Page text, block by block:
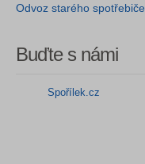
Odvoz starého spotřebiče
Buďte s námi
Spořílek.cz